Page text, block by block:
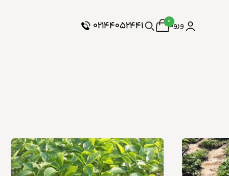
ورود۰ ۰۲۱۴۴۰۵۲۴۴۱